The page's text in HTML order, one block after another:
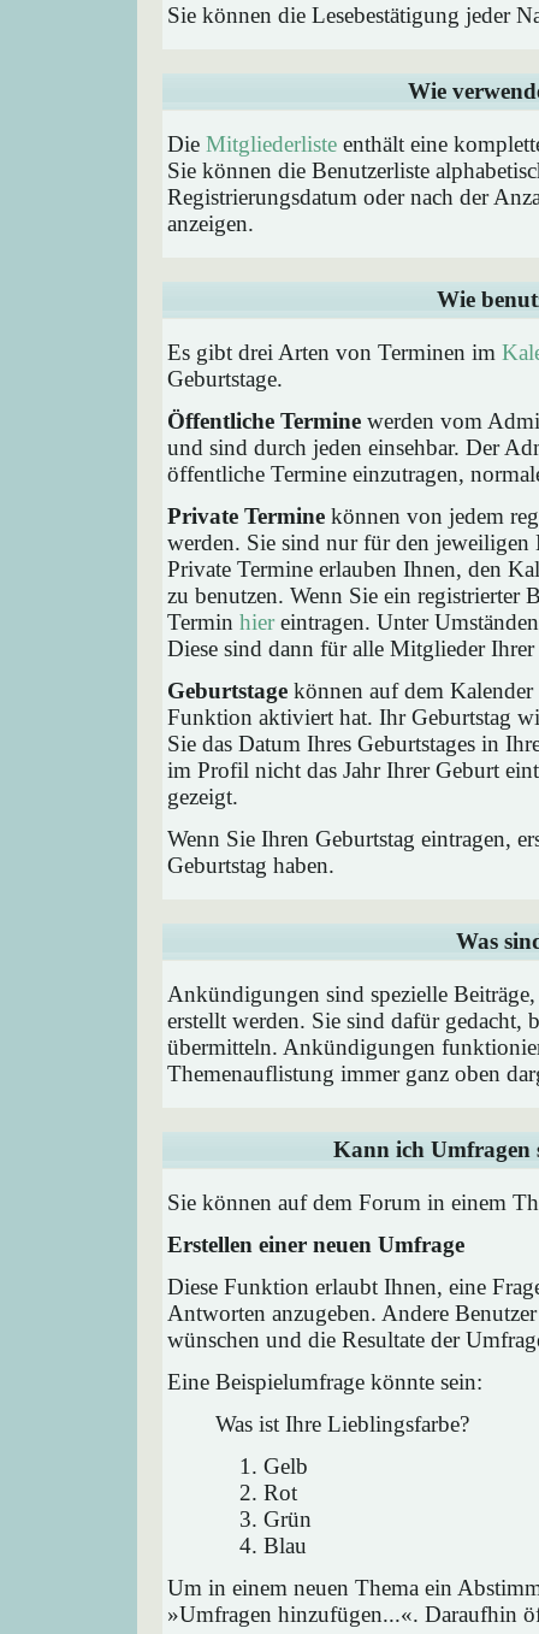
Sie können die Lesebestätigung jeder
Wie
Die Mitgliederliste enthält eine
Sie können die Benutzerliste
Registrierungsdatum oder nach der
anzeigen.
Wie
Es gibt drei Arten von Terminen im
Geburtstage.
Öffentliche Termine werden vom
und sind durch jeden einsehbar. Der
öffentliche Termine einzutragen,
Private Termine können von jedem
werden. Sie sind nur für den jeweiligen
Private Termine erlauben Ihnen, den
zu benutzen. Wenn Sie ein registrierter
Termin hiereintragen. Unter
Diese sind dann für alle Mitglieder
Geburtstage können auf dem
Funktion aktiviert hat. Ihr Geburtstag
Sie das Datum Ihres Geburtstages in
im Profil nicht das Jahr Ihrer Geburt
gezeigt.
Wenn Sie Ihren Geburtstag eintragen,
Geburtstag haben.
Was
Ankündigungen sind spezielle
erstellt werden. Sie sind dafür gedacht,
übermitteln. Ankündigungen
Themenauflistung immer ganz oben
Kann ich Umfragen
Sie können auf dem Forum in einem
Erstellen einer neuen Umfrage
Diese Funktion erlaubt Ihnen, eine
Antworten anzugeben. Andere
wünschen und die Resultate der
Eine Beispielumfrage könnte sein:
Was ist Ihre Lieblingsfarbe?
Gelb
Rot
Grün
Blau
Um in einem neuen Thema ein
»Umfragen hinzufügen...«. Daraufhin